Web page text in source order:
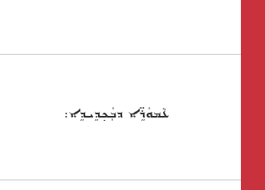
ܥܵܡܘܿܪܹ̈ܐ ܕܒܲܟ݂ܕܹܝܕܹܐ: